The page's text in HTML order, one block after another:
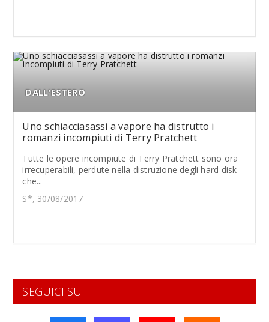
DALL'ESTERO
Uno schiacciasassi a vapore ha distrutto i
romanzi incompiuti di Terry Pratchett
Tutte le opere incompiute di Terry Pratchett sono ora
irrecuperabili, perdute nella distruzione degli hard disk
che...
S*, 30/08/2017
SEGUICI SU